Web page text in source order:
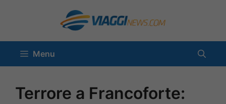
contenuto
Menu
Terrore a Francoforte: